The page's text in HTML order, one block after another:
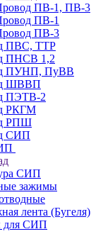
ПВ-1, ПВ-3
ПВ-1
ПВ-3
ПВС, ТТР
ПНСВ 1,2
ПУНП, ПуВВ
ШВВП
ПЭТВ-2
РКГМ
РПШ
СИП
СИП
зажимы
лента (Бугеля)
для СИП